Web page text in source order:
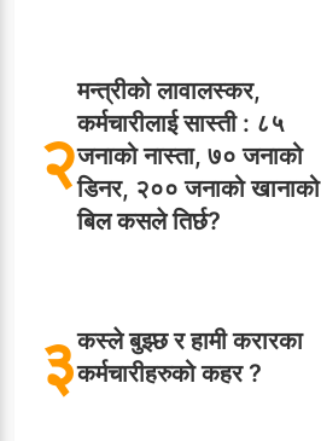
२
मन्त्रीको लावालस्कर,
कर्मचारीलाई सास्ती : ८५
जनाको नास्ता, ७० जनाको
डिनर, २०० जनाको खानाको
बिल कसले तिर्छ?
३कस्ले बुझ्छ र हामी करारका
कर्मचारीहरुको कहर ?